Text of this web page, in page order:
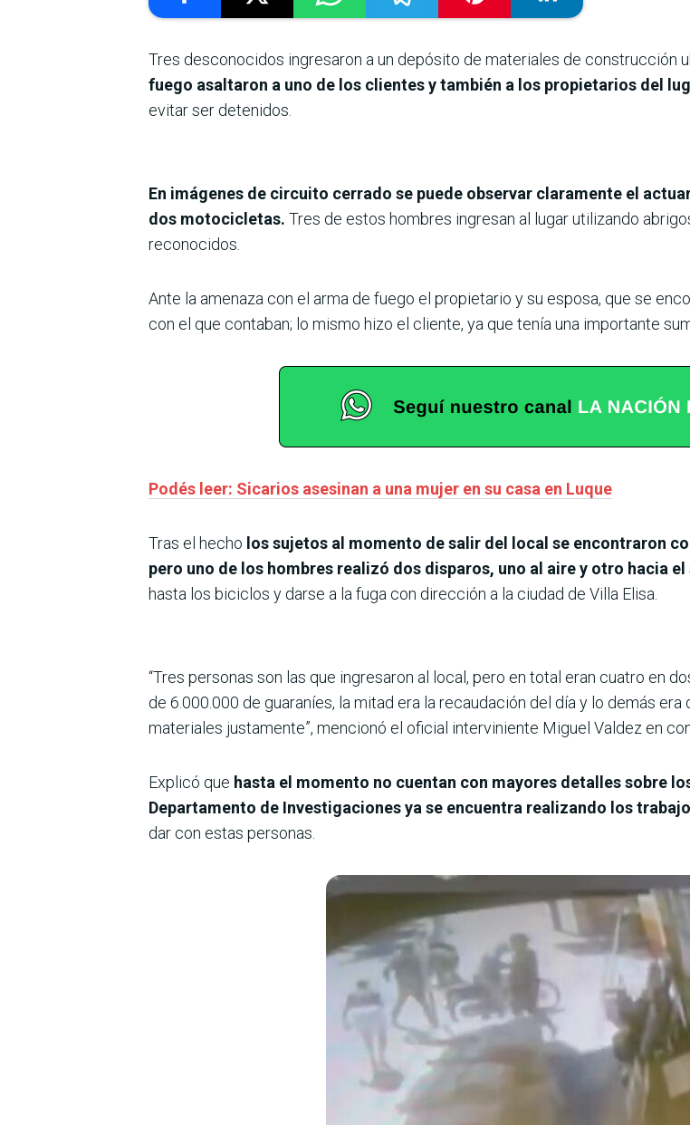
Tres desconocidos ingresaron a un depósito de materiales de construcción
fuego asaltaron a uno de los clientes y también a los propietarios del
evitar ser detenidos.
En imágenes de circuito cerrado se puede observar claramente el
dos motocicletas. Tres de estos hombres ingresan al lugar utilizando
reconocidos.
Ante la amenaza con el arma de fuego el propietario y su esposa, que se
con el que contaban; lo mismo hizo el cliente, ya que tenía una importante
Podés leer: Sicarios asesinan a una mujer en su casa en Luque
Tras el hecho los sujetos al momento de salir del local se encontraron
pero uno de los hombres realizó dos disparos, uno al aire y otro hacia el
hasta los biciclos y darse a la fuga con dirección a la ciudad de Villa Elisa.
“Tres personas son las que ingresaron al local, pero en total eran cuatro en
de 6.000.000 de guaraníes, la mitad era la recaudación del día y lo demás
materiales justamente”, mencionó el oficial interviniente Miguel Valdez en
Explicó que hasta el momento no cuentan con mayores detalles sobre
Departamento de Investigaciones ya se encuentra realizando los
dar con estas personas.